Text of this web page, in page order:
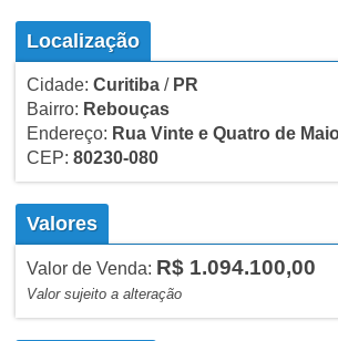
Localização
Cidade: Curitiba/ PR
Bairro: Rebouças
Endereço: Rua Vinte e Quatro de
CEP: 80230-080
Valores
Valor de Venda: R$ 1.094.100,00
Valor sujeito a alteração